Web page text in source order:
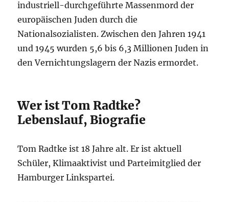
industriell-durchgeführte Massenmord der
europäischen Juden durch die
Nationalsozialisten. Zwischen den Jahren 1941
und 1945 wurden 5,6 bis 6,3 Millionen Juden in
den Vernichtungslagern der Nazis ermordet.
Wer ist Tom Radtke?
Lebenslauf, Biografie
Tom Radtke ist 18 Jahre alt. Er ist aktuell
Schüler, Klimaaktivist und Parteimitglied der
Hamburger Linkspartei.